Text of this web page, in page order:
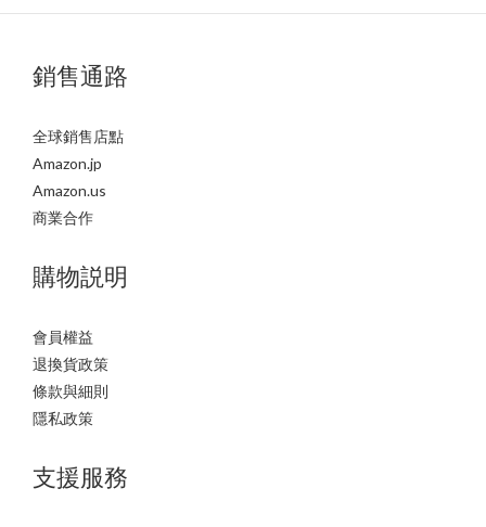
銷售通路
全球銷售店點
Amazon.jp
Amazon.us
商業合作
購物説明
會員權益
退換貨政策
條款與細則
隱私政策
支援服務